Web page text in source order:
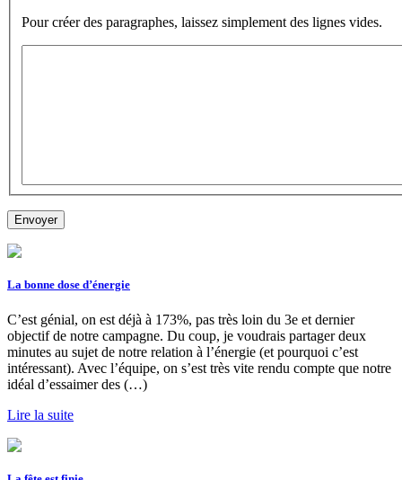
Pour créer des paragraphes, laissez simplement des lignes vides.
La bonne dose d’énergie
C’est génial, on est déjà à 173%, pas très loin du 3e et dernier
objectif de notre campagne. Du coup, je voudrais partager deux
minutes au sujet de notre relation à l’énergie (et pourquoi c’est
intéressant). Avec l’équipe, on s’est très vite rendu compte que notre
idéal d’essaimer des (…)
Lire la suite